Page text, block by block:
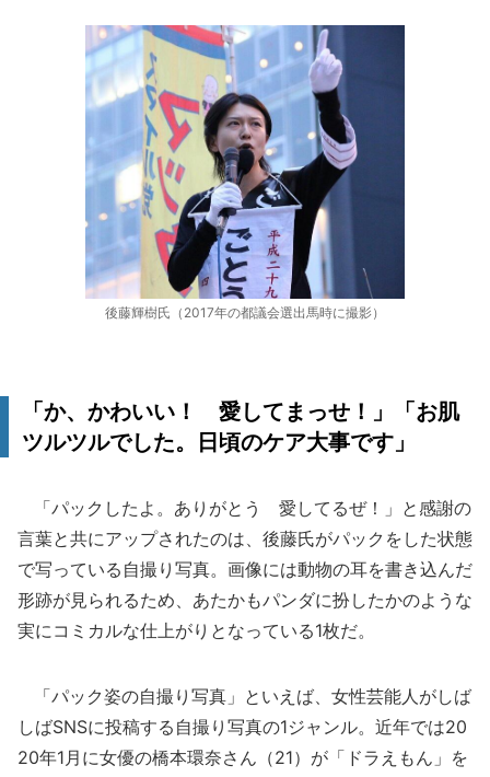
後藤輝樹氏（2017年の都議会選出馬時に撮影）
「か、かわいい！ 愛してまっせ！」「お肌
ツルツルでした。日頃のケア大事です」
「パックしたよ。ありがとう 愛してるぜ！」と感謝の
言葉と共にアップされたのは、後藤氏がパックをした状態
で写っている自撮り写真。画像には動物の耳を書き込んだ
形跡が見られるため、あたかもパンダに扮したかのような
実にコミカルな仕上がりとなっている1枚だ。
「パック姿の自撮り写真」といえば、女性芸能人がしば
しばSNSに投稿する自撮り写真の1ジャンル。近年では20
20年1月に女優の橋本環奈さん（21）が「ドラえもん」を